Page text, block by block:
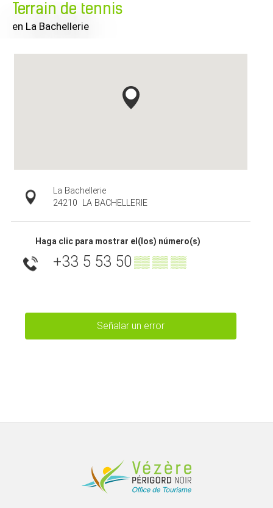
Terrain de tennis
en La Bachellerie
La Bachellerie
24210
LA BACHELLERIE
Haga clic para mostrar el(los) número(s)
+33 5 53 50▒▒ ▒▒ ▒▒
Señalar un error